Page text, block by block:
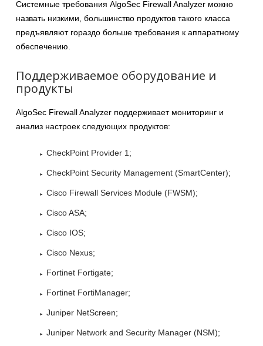
Системные требования AlgoSec Firewall Analyzer можно
назвать низкими, большинство продуктов такого класса
предъявляют гораздо больше требования к аппаратному
обеспечению.
Поддерживаемое оборудование и
продукты
AlgoSec Firewall Analyzer поддерживает мониторинг и
анализ настроек следующих продуктов:
CheckPoint Provider 1;
CheckPoint Security Management (SmartCenter);
Cisco Firewall Services Module (FWSM);
Cisco ASA;
Cisco IOS;
Cisco Nexus;
Fortinet Fortigate;
Fortinet FortiManager;
Juniper NetScreen;
Juniper Network and Security Manager (NSM);